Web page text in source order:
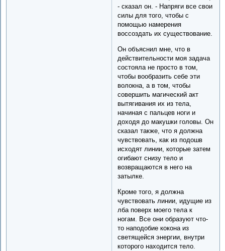
- сказал он. - Напряги все свои
силы для того, чтобы с
помощью намерения
воссоздать их существование.
Он объяснил мне, что в
действительности моя задача
состояла не просто в том,
чтобы вообразить себе эти
волокна, а в том, чтобы
совершить магический акт
вытягивания их из тела,
начиная с пальцев ноги и
доходя до макушки головы. Он
сказал также, что я должна
чувствовать, как из подошв
исходят линии, которые затем
огибают снизу тело и
возвращаются в него на
затылке.
Кроме того, я должна
чувствовать линии, идущие из
лба поверх моего тела к
ногам. Все они образуют что-
то наподобие кокона из
светящейся энергии, внутри
которого находится тело.